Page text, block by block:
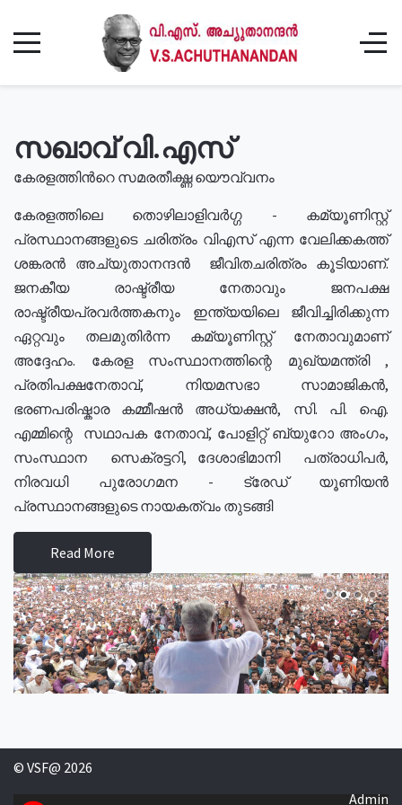
സഖാവ് വി.എസ്
കേരളത്തിൻറെ സമരതീക്ഷ്ണ യൌവ്വനം
കേരളത്തിലെ തൊഴിലാളിവർഗ്ഗ - കമ്യൂണിസ്റ്റ്
പ്രസ്ഥാനങ്ങളുടെ ചരിത്രം വിഎസ് എന്ന വേലിക്കകത്ത്
ശങ്കരൻ അച്യുതാനന്ദൻ ജീവിതചരിത്രം കൂടിയാണ്.
ജനകീയ രാഷ്ട്രീയ നേതാവും ജനപക്ഷ
രാഷ്ട്രീയപ്രവർത്തകനും ഇന്ത്യയിലെ ജീവിച്ചിരിക്കുന്ന
ഏറ്റവും തലമുതിർന്ന കമ്യൂണിസ്റ്റ് നേതാവുമാണ്
അദ്ദേഹം. കേരള സംസ്ഥാനത്തിന്റെ മുഖ്യമന്ത്രി ,
പ്രതിപക്ഷനേതാവ്, നിയമസഭാ സാമാജികൻ,
ഭരണപരിഷ്കാര കമ്മീഷൻ അധ്യക്ഷൻ, സി. പി. ഐ.
എമ്മിന്റെ സഥാപക നേതാവ്, പോളിറ്റ് ബ്യുറോ അംഗം,
സംസ്ഥാന സെക്രട്ടറി, ദേശാഭിമാനി പത്രാധിപർ,
നിരവധി പുരോഗമന - ട്രേഡ് യൂണിയൻ
പ്രസ്ഥാനങ്ങളുടെ നായകത്വം തുടങ്ങി
Read More
© VSF@ 2026
Admin